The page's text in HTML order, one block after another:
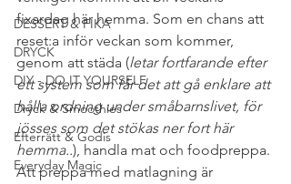
DESSERT & FIKA
DRYCK
DIY - DO IT YOURSELF
Dryck & Smoothies
Efterrätt & Godis
Everyday Magic
fixardag här hemma. Som en chans att
reset:a inför veckan som kommer,
genom att städa (letar fortfarande efter
ett system som får det att gå enklare att
hålla ordning under småbarnslivet, för
jösses som det stökas ner fort här
hemma..), handla mat och foodpreppa.
Att preppa med matlagning är